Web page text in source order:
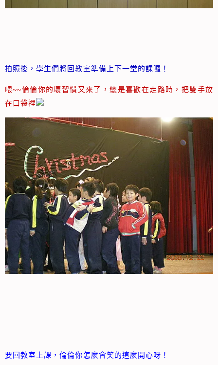
拍照後，學生們將回教室準備上下一堂的課囉！
喂~~倫倫你的壞習慣又來了，總是喜歡在走路時，把雙手放
在口袋裡
要回教室上課，倫倫你怎麼會笑的這麼開心呀！